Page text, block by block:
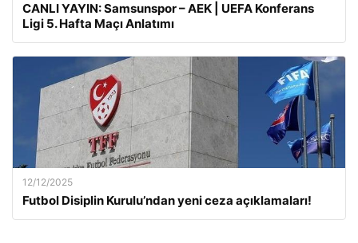
CANLI YAYIN: Samsunspor – AEK | UEFA Konferans
Ligi 5. Hafta Maçı Anlatımı
12/12/2025
Futbol Disiplin Kurulu’ndan yeni ceza açıklamaları!